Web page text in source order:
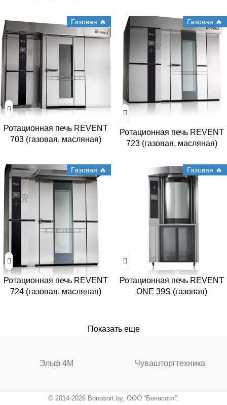
Газовая 🔥
Ротационная печь REVENT
703 (газовая, масляная)
Газовая 🔥
Ротационная печь REVENT
723 (газовая, масляная)
Газовая 🔥
Ротационная печь REVENT
724 (газовая, масляная)
Газовая 🔥
Ротационная печь REVENT
ONE 39S (газовая)
Показать еще
Эльф 4М Чувашторгтехника
© 2014-2026 Bonasort.by, ООО “Бонасорт”,